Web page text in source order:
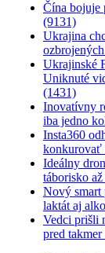
Čína bojuje
(9131)
Ukrajina
Ukrajinské
Uniknuté
(1431)
Inovatívny
iba jedno
Insta360
konkurovať
Ideálny
táborisko
Nový smart
laktát aj
Vedci prišli
pred